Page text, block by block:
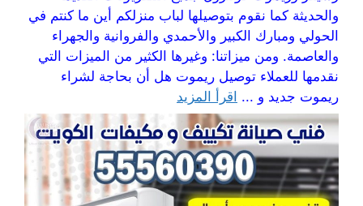
والحديثة كما نقوم بتوصيلها لباب منزلكم أين ما كنتم في
الحولي ومبارك الكبير والأحمدي والفروانية والجهراء
والعاصمة. ومن ميزاتنا: وغيرها الكثير من الميزات التي
نقدمها للعملاء توصيل ريموت هل أن بحاجة لشراء
ريموت جديد و ... اقرأ المزيد